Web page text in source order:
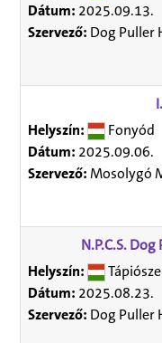
Dátum: 2025.09.13.
Szervező: Dog Puller
Helyszín:
Fonyód
Dátum: 2025.09.06.
Szervező:Mosolygó
N.P.C.S.
Helyszín:
Dátum: 2025.08.23.
Szervező: Dog Puller